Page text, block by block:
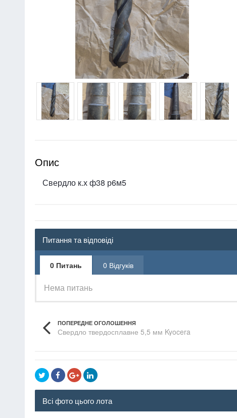
Опис
Свердло к.х ф38 р6м5
Питання та відповіді
0 Питань 0 Відгуків
Нема питань
ПОПЕРЕДНЕ ОГОЛОШЕННЯ
Свердло твердосплавне 5,5 мм Kyocera
Всі фото цього лота